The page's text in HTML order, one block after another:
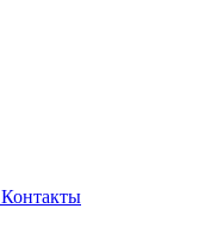
Контакты